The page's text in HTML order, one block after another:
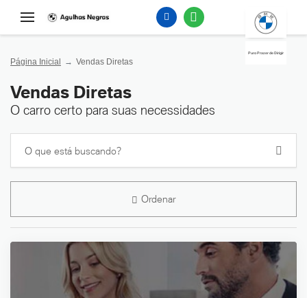
Puro Prazer de Dirigir
Página Inicial Vendas Diretas
Vendas Diretas
O carro certo para suas necessidades
Ordenar